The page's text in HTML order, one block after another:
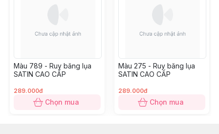
Màu 789 - Ruy băng lụa
SATIN CAO CẤP
289.000đ
Chọn mua
Màu 275 - Ruy băng lụa
SATIN CAO CẤP
289.000đ
Chọn mua